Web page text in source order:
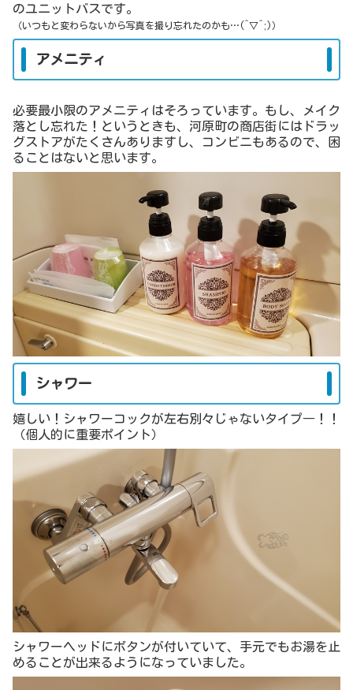
のユニットバスです。
（いつもと変わらないから写真を撮り忘れたのかも…(^▽^;)）
アメニティ
必要最小限のアメニティはそろっています。もし、メイク
落とし忘れた！というときも、河原町の商店街にはドラッ
グストアがたくさんありますし、コンビニもあるので、困
ることはないと思います。
シャワー
嬉しい！シャワーコックが左右別々じゃないタイプ―！！
（個人的に重要ポイント）
シャワーヘッドにボタンが付いていて、手元でもお湯を止
めることが出来るようになっていました。